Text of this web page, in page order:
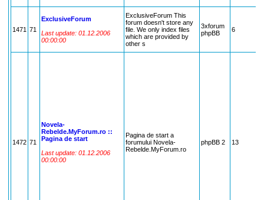
1471 71
ExclusiveForum
Last update: 01.12.2006
00:00:00
ExclusiveForum This
forum doesn't store any
file. We only index files
which are provided by
other s
3xforum
phpBB
6
1472 71
Novela-
Rebelde.MyForum.ro ::
Pagina de start
Last update: 01.12.2006
00:00:00
Pagina de start a
forumului Novela-
Rebelde.MyForum.ro
phpBB 2 13